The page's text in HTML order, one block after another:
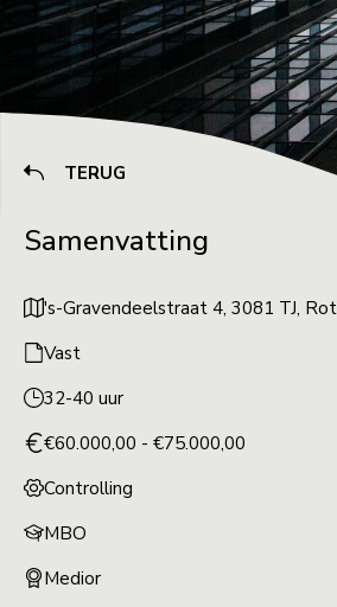
TERUG
Samenvatting
's-Gravendeelstraat 4, 3081 TJ,
Vast
32-40 uur
€60.000,00 - €75.000,00
Controlling
MBO
Medior